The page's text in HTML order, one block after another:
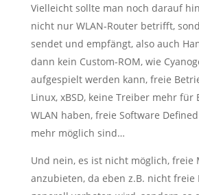
Vielleicht sollte man noch darauf
nicht nur WLAN-Router betrifft,
sendet und empfängt, also auch
dann kein Custom-ROM, wie
aufgespielt werden kann, freie
Linux, xBSD, keine Treiber mehr für
WLAN haben, freie Software
mehr möglich sind…
Und nein, es ist nicht möglich, freie
anzubieten, da eben z.B. nicht freie